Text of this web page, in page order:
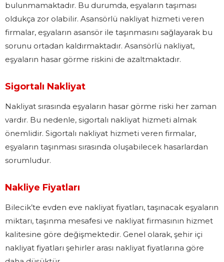
bulunmamaktadır. Bu durumda, eşyaların taşıması
oldukça zor olabilir. Asansörlü nakliyat hizmeti veren
firmalar, eşyaların asansör ile taşınmasını sağlayarak bu
sorunu ortadan kaldırmaktadır. Asansörlü nakliyat,
eşyaların hasar görme riskini de azaltmaktadır.
Sigortalı Nakliyat
Nakliyat sırasında eşyaların hasar görme riski her zaman
vardır. Bu nedenle, sigortalı nakliyat hizmeti almak
önemlidir. Sigortalı nakliyat hizmeti veren firmalar,
eşyaların taşınması sırasında oluşabilecek hasarlardan
sorumludur.
Nakliye Fiyatları
Bilecik’te evden eve nakliyat fiyatları, taşınacak eşyaların
miktarı, taşınma mesafesi ve nakliyat firmasının hizmet
kalitesine göre değişmektedir. Genel olarak, şehir içi
nakliyat fiyatları şehirler arası nakliyat fiyatlarına göre